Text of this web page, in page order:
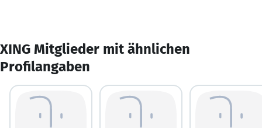
XING Mitglieder mit ähnlichen
Profilangaben